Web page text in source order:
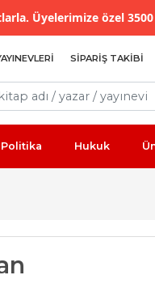
Üyelerimize özel
SIPARIŞ TAKIBI
Politika Hukuk